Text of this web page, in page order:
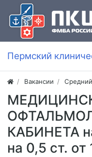
Пермский
Вакансии
КАБИНЕТА
на 0,5 ст.